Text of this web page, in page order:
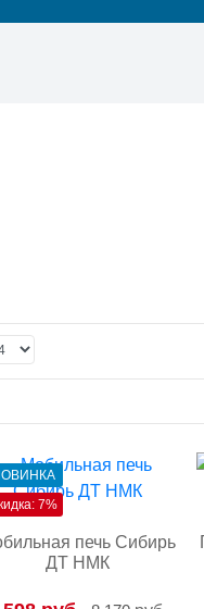
7%
печь Сибирь
ДТ НМК